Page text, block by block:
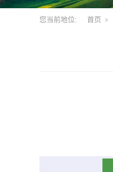
您当前地位: 首页